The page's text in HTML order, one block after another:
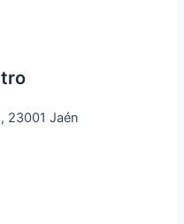
23001 Jaén